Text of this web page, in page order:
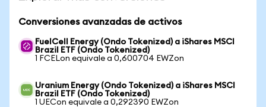
Conversiones avanzadas de activos
FuelCell Energy (Ondo Tokenized) a iShares MSCI
Brazil ETF (Ondo Tokenized)
1 FCELon equivale a 0,600704 EWZon
Uranium Energy (Ondo Tokenized) a iShares MSCI
Brazil ETF (Ondo Tokenized)
1 UECon equivale a 0,292390 EWZon